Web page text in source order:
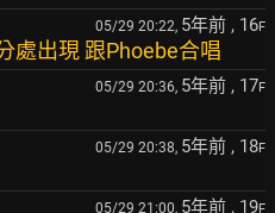
05/29 20:22, 5年前 , 16F
處出現 跟Phoebe合唱
05/29 20:36, 5年前 , 17F
05/29 20:38, 5年前 , 18F
05/29 21:00, 5年前 , 19F